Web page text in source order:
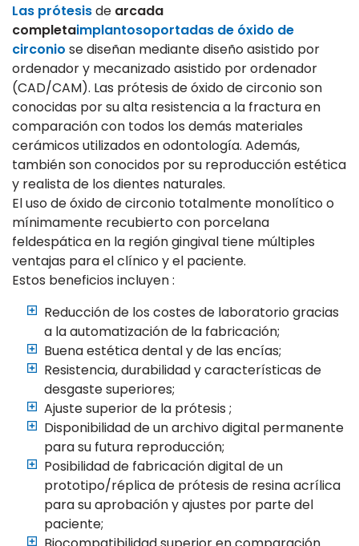
Las prótesisde arcada
completaimplantosoportadas de óxido de
circonio se diseñan mediante diseño asistido por
ordenador y mecanizado asistido por ordenador
(CAD/CAM). Las prótesis de óxido de circonio son
conocidas por su alta resistencia a la fractura en
comparación con todos los demás materiales
cerámicos utilizados en odontología. Además,
también son conocidos por su reproducción estética
y realista de los dientes naturales.
El uso de óxido de circonio totalmente monolítico o
mínimamente recubierto con porcelana
feldespática en la región gingival tiene múltiples
ventajas para el clínico y el paciente.
Estos beneficios incluyen :
Reducción de los costes de laboratorio gracias
a la automatización de la fabricación;
Buena estética dental y de las encías;
Resistencia, durabilidad y características de
desgaste superiores;
Ajuste superior de la prótesis ;
Disponibilidad de un archivo digital permanente
para su futura reproducción;
Posibilidad de fabricación digital de un
prototipo/réplica de prótesis de resina acrílica
para su aprobación y ajustes por parte del
paciente;